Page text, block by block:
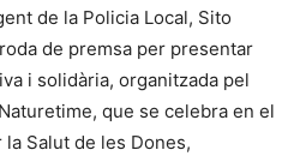
de la Policia Local, Sito
de premsa per presentar
i solidària, organitzada pel
que se celebra en el
Salut de les Dones,